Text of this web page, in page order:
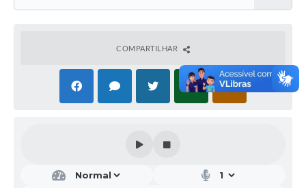
COMPARTILHAR